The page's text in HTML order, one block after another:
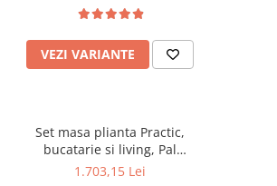
160x96x80 cm, fag
VEZI VARIANTE
Set masa plianta Practic,
bucatarie si living, Pal
Melaminat, insertii lemn
1.703,15 Lei